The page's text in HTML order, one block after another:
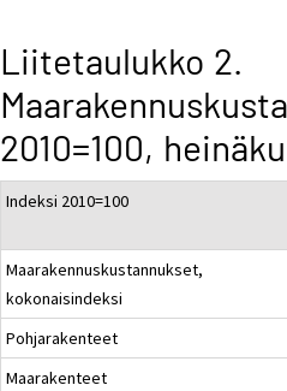
Liitetaulukko 2.
2010=100,
Indeksi 2010=100
Maarakennuskustannukset,
kokonaisindeksi
Pohjarakenteet
Maarakenteet